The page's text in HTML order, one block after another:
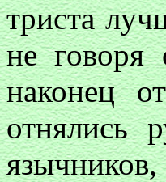
триста
не говоря
наконец
отнялись